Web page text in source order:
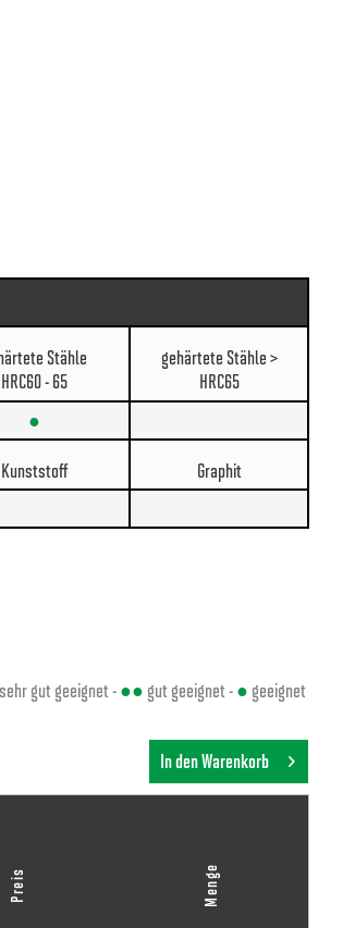
Stähle
HRC60 - 65
gehärtete Stähle >
HRC65
●
Kunststoff
Graphit
sehr gut geeignet -●● gut geeignet -● geeignet
In den Warenkorb
Preis Menge